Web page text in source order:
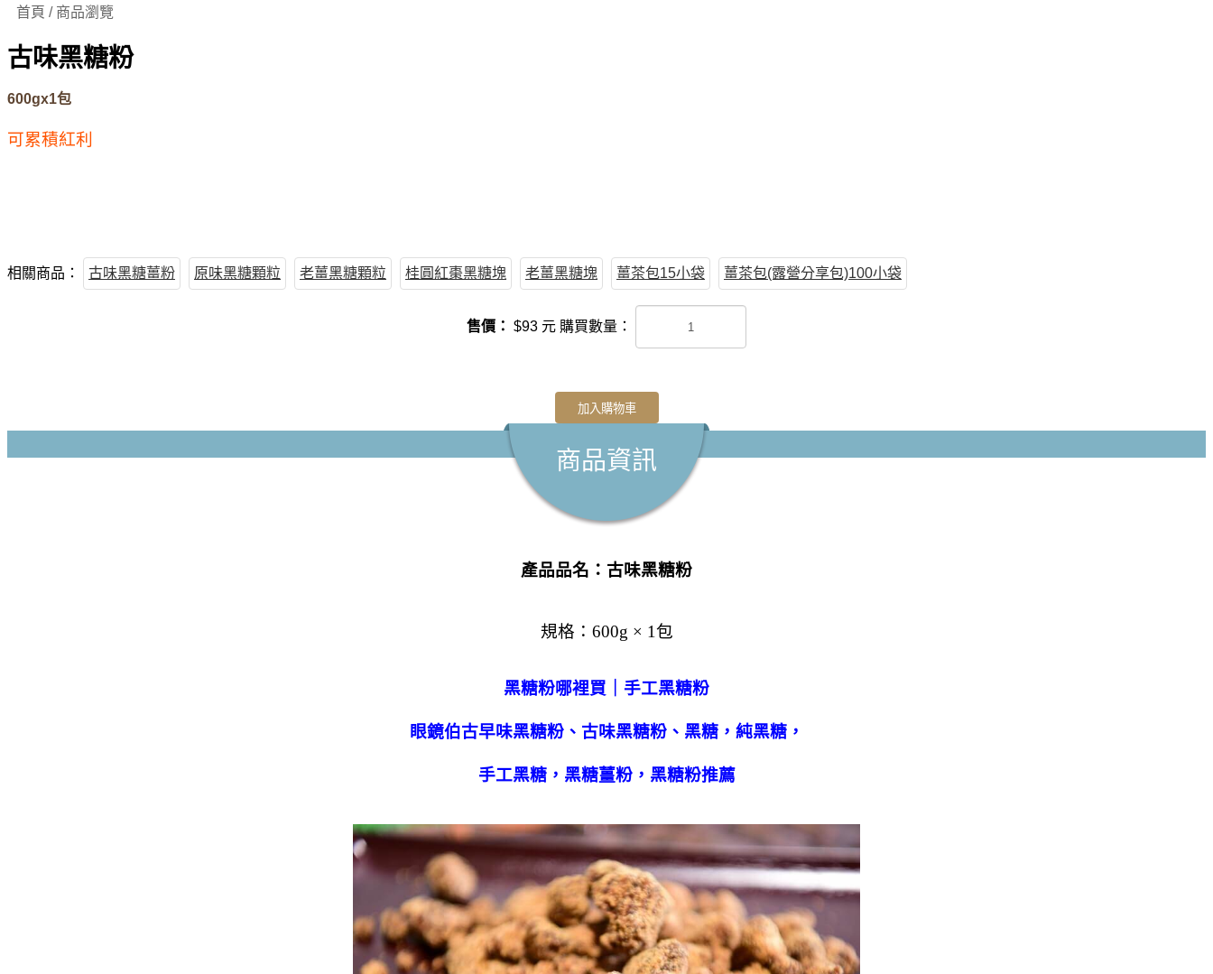
首頁 / 商品瀏覽
古味黑糖粉
600gx1包
可累積紅利
相關商品： 古味黑糖薑粉 原味黑糖顆粒 老薑黑糖顆粒 桂圓紅棗黑糖塊 老薑黑糖塊 薑茶包15小袋 薑茶包(露營分享包)100小袋
售價： $93 元 購買數量：
加入購物車
商品資訊
產品品名：古味黑糖粉
規格：600g × 1包
黑糖粉哪裡買｜手工黑糖粉
眼鏡伯古早味黑糖粉、古味黑糖粉、黑糖，純黑糖，
手工黑糖，黑糖薑粉，黑糖粉推薦